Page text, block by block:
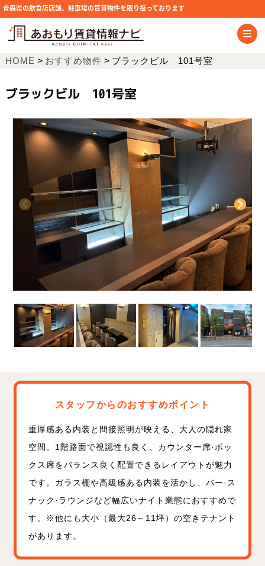
青森県の飲食店店舗、駐車場の賃貸物件を取り扱っております
HOME > おすすめ物件 > ブラックビル 101号室
ブラックビル 101号室
スタッフからのおすすめポイント
重厚感ある内装と間接照明が映える、大人の隠れ家
空間。 1 階路面で視認性も良く、カウンター席·ボッ
クス席をバランス良く配置できるレイアウトが魅力
です。ガラス棚や高級感ある内装を活かし、バー·ス
ナック·ラウンジなど幅広いナイト業態におすすめで
す。
※他にも大小（最大26 ～ 11 坪）の空きテナント
があります。